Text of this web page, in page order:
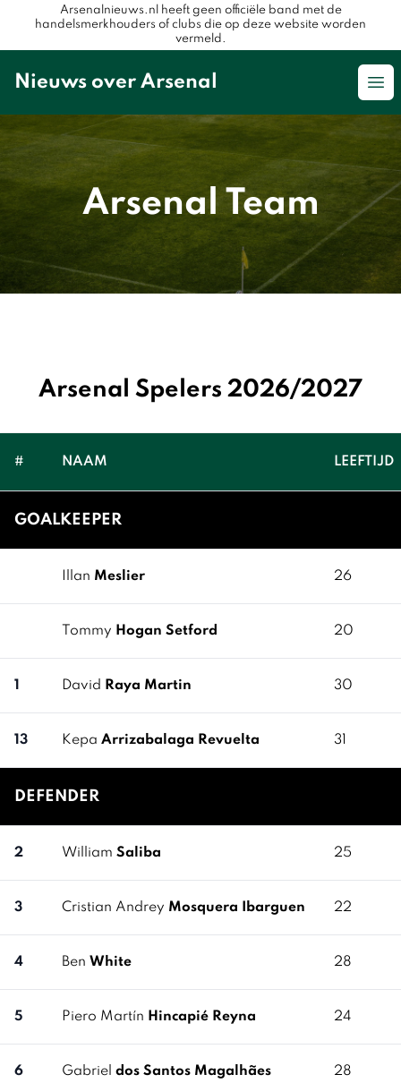
Arsenalnieuws.nl heeft geen officiële band met de
handelsmerkhouders of clubs die op deze website worden
vermeld.
Nieuws over Arsenal
Arsenal Team
Arsenal Spelers 2026/2027
# NAAM LEEFTIJD
GOALKEEPER
Illan Meslier 26
Tommy Hogan Setford 20
1 David Raya Martin 30
13 Kepa Arrizabalaga Revuelta 31
DEFENDER
2 William Saliba 25
3 Cristian Andrey Mosquera Ibarguen 22
4 Ben White 28
5 Piero Martín Hincapié Reyna 24
6 Gabriel dos Santos Magalhães 28